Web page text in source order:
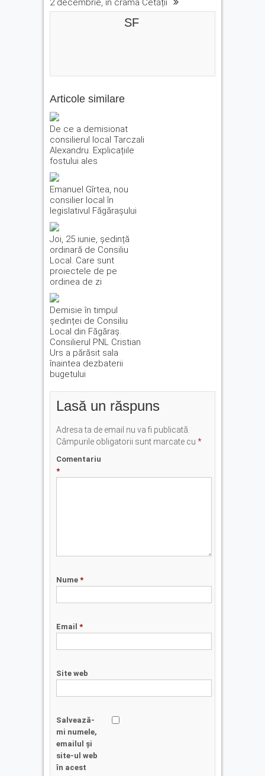
2 decembrie, în crama Cetății
SF
Articole similare
De ce a demisionat
consilierul local Tarczali
Alexandru. Explicațiile
fostului ales
Emanuel Gîrtea, nou
consilier local în
legislativul Făgărașului
Joi, 25 iunie, ședință
ordinară de Consiliu
Local. Care sunt
proiectele de pe
ordinea de zi
Demisie în timpul
ședinței de Consiliu
Local din Făgăraș.
Consilierul PNL Cristian
Urs a părăsit sala
înaintea dezbaterii
bugetului
Lasă un răspuns
Adresa ta de email nu va fi publicată.
Câmpurile obligatorii sunt marcate cu *
Comentariu
*
Nume *
Email *
Site web
Salvează-
mi numele,
emailul și
site-ul web
în acest